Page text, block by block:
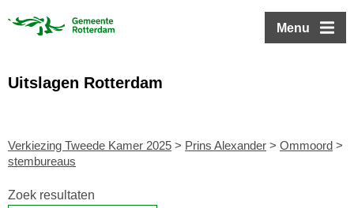
Menu
Uitslagen Rotterdam
Verkiezing Tweede Kamer 2025 > Prins Alexander > Ommoord >
stembureaus
Zoek resultaten